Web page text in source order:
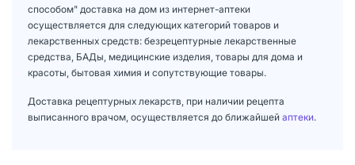
способом" доставка на дом из интернет-аптеки
осуществляется для следующих категорий товаров и
лекарственных средств: безрецептурные лекарственные
средства, БАДы, медицинские изделия, товары для дома и
красоты, бытовая химия и сопутствующие товары.
Доставка рецептурных лекарств, при наличии рецепта
выписанного врачом, осуществляется до ближайшей аптеки.